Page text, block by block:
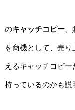
のキャッチコピー
を商機として、売
えるキャッチコピ
持っているのかも説